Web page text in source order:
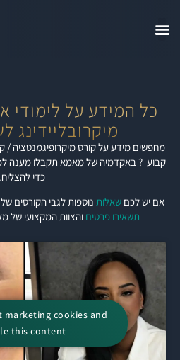
כל המידע על לימודי
מיקרובליידינג לשנת
מחפשים מידע על קורס מיקרופיגמנטציה /
קבוע ? באקדמיה של מאמא תקבלו מענה
כדי להצליח.
אם יש לכם שאלות נוספות לגבי הקורסים
תשאירו פרטים והצוות המקצועי של
marketing cookies and
this content